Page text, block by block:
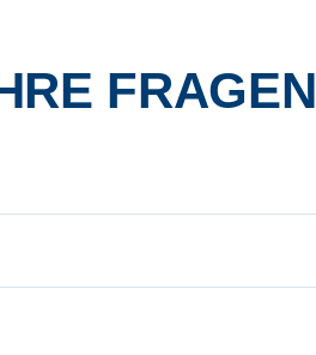
FRAGEN